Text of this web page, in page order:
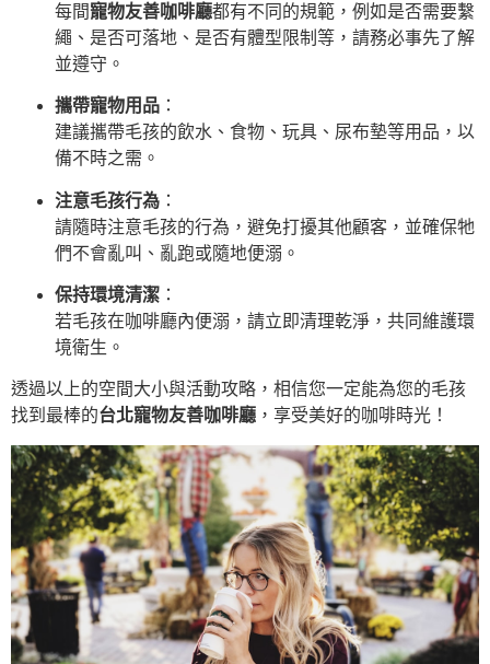
每間寵物友善咖啡廳都有不同的規範，例如是否需要繫
繩、是否可落地、是否有體型限制等，請務必事先了解
並遵守。
攜帶寵物用品 ：
建議攜帶毛孩的飲水、食物、玩具、尿布墊等用品，以
備不時之需。
注意毛孩行為 ：
請隨時注意毛孩的行為，避免打擾其他顧客，並確保牠
們不會亂叫、亂跑或隨地便溺。
保持環境清潔 ：
若毛孩在咖啡廳內便溺，請立即清理乾淨，共同維護環
境衛生。
透過以上的空間大小與活動攻略，相信您一定能為您的毛孩
找到最棒的台北寵物友善咖啡廳 ，享受美好的咖啡時光！